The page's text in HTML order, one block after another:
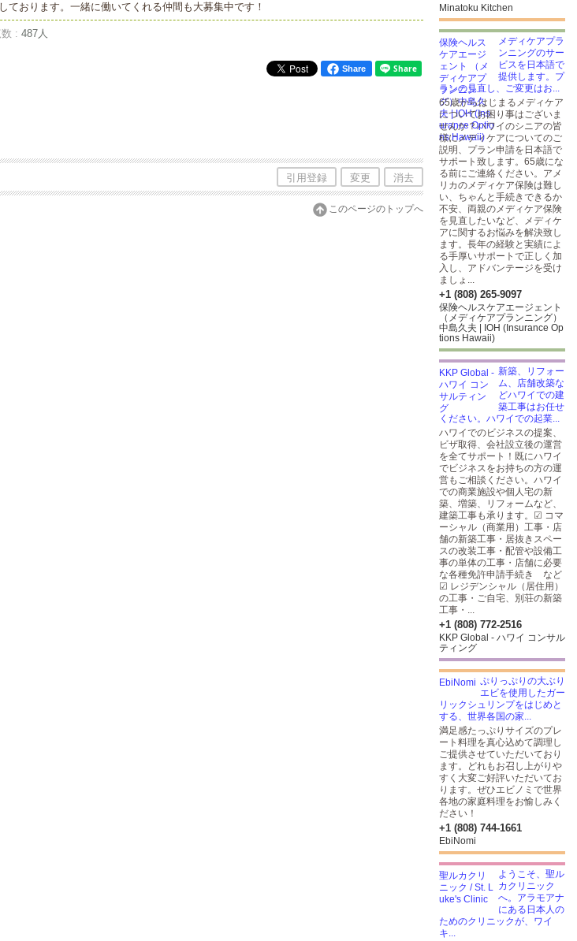
おります。一緒に働いてくれる仲間も大募集中です！
: 487人
Share
引用登録 変更 消去
このページのトップへ
Minatoku Kitchen
メディケアプラ
ンニングのサー
ビスを日本語で
提供します。プ
ランの見直し、ご変更はお...
65歳からはじまるメディケア
についてお困り事はございま
せんか？ハワイのシニアの皆
様にメディケアについてのご
説明、プラン申請を日本語で
サポート致します。65歳にな
る前にご連絡ください。アメ
リカのメディケア保険は難し
い、ちゃんと手続きできるか
不安、両親のメディケア保険
を見直したいなど、メディケ
アに関するお悩みを解決致し
ます。長年の経験と実績によ
る手厚いサポートで正しく加
入し、アドバンテージを受け
ましょ...
+1 (808) 265-9097
保険ヘルスケアエージェント
（メディケアプランニング）
中島久夫 | IOH (Insurance Op
tions Hawaii)
新築、リフォー
ム、店舗改築な
どハワイでの建
築工事はお任せ
ください。ハワイでの起業...
ハワイでのビジネスの提案、
ビザ取得、会社設立後の運営
を全てサポート！既にハワイ
でビジネスをお持ちの方の運
営もご相談ください。ハワイ
での商業施設や個人宅の新
築、増築、リフォームなど、
建築工事も承ります。☑ コマ
ーシャル（商業用）工事・店
舗の新築工事・居抜きスペー
スの改装工事・配管や設備工
事の単体の工事・店舗に必要
な各種免許申請手続き など
☑ レジデンシャル（居住用）
の工事・ご自宅、別荘の新築
工事・...
+1 (808) 772-2516
KKP Global - ハワイ コンサル
ティング
ぷりっぷりの大ぶり
エビを使用したガー
リックシュリンプをはじめと
する、世界各国の家...
満足感たっぷりサイズのプレ
ート料理を真心込めて調理し
ご提供させていただいており
ます。どれもお召し上がりや
すく大変ご好評いただいてお
ります。ぜひエビノミで世界
各地の家庭料理をお愉しみく
ださい！
+1 (808) 744-1661
EbiNomi
ようこそ、聖ル
カクリニック
へ。アラモアナ
にある日本人の
ためのクリニックが、ワイ
キ...